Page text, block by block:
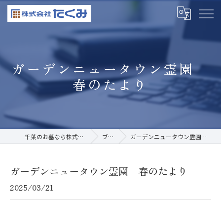
ガーデンニュータウン霊園
春のたより
千葉のお墓なら株式会社たくみ ブログ ガーデンニュータウン霊園 春のたより
ガーデンニュータウン霊園 春のたより
2025/03/21